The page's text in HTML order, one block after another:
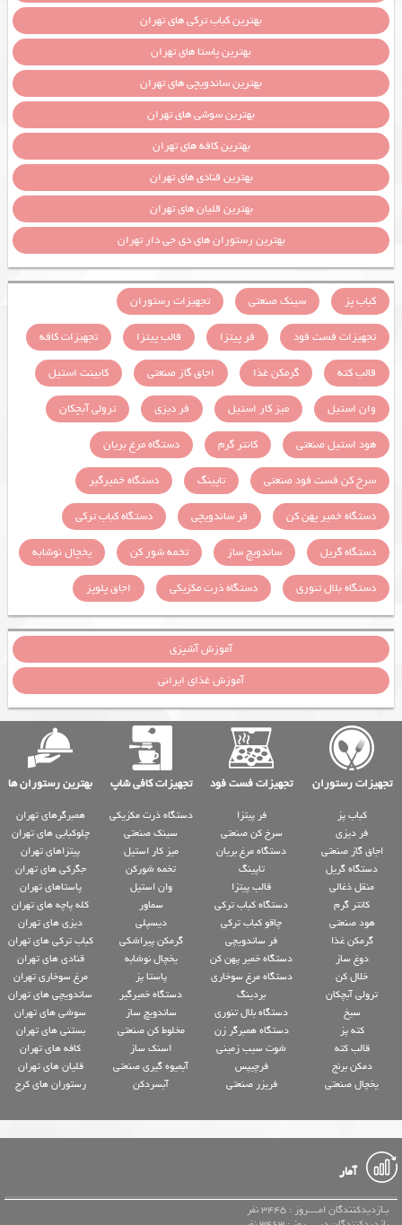
بهترین کباب ترکی های تهران
بهترین پاستا های تهران
بهترین ساندویچی های تهران
بهترین سوشی های تهران
بهترین کافه های تهران
بهترین قنادی های تهران
بهترین قلیان های تهران
بهترین رستوران های دی جی دار تهران
کباب پز سینک صنعتی
تجهیزات رستوران
تجهیزات فست فود
فر پیتزا قالب پیتزا
تجهیزات کافه
قالب کته
گرمکن غذا اجاق گاز صنعتی
کابینت استیل
وان استیل
میز کار استیل فر دیزی
ترولی آبچکان
هود استیل صنعتی
کانتر گرم
دستگاه مرغ بریان
سرخ کن فست فود صنعتی
تاپینگ
دستگاه خمیرگیر
دستگاه خمیر پهن کن
فر ساندویچی
دستگاه کباب ترکی
دستگاه گریل
ساندویچ ساز تخمه شور کن
یخچال نوشابه
دستگاه بلال تنوری
دستگاه ذرت مکزیکی اجاق پلوپز
آموزش آشپزی
آموزش غذای ایرانی
تجهیزات رستوران تجهیزات فست فود تجهیزات کافی شاپ بهترین رستوران ها
کباب پز
فر دیزی
اجاق گاز صنعتی
دستگاه گریل
منقل ذغالی
کانتر گرم
هود صنعتی
گرمکن غذا
دوغ ساز
خلال کن
ترولی آبچکان
سیخ
کته پز
قالب کته
دمکن برنج
یخچال صنعتی
فر پیتزا
سرخ کن صنعتی
دستگاه مرغ بریان
تاپینگ
قالب پیتزا
دستگاه کباب ترکی
چاقو کباب ترکی
فر ساندویچی
دستگاه خمیر پهن کن
دستگاه مرغ سوخاری
بردینگ
دستگاه بلال تنوری
دستگاه همبرگر زن
شوت سیب زمینی
فرچیپس
فریزر صنعتی
دستگاه ذرت مکزیکی
سینک صنعتی
میز کار استیل
تخمه شورکن
وان استیل
سماور
دیسپلی
گرمکن پیراشکی
یخچال نوشابه
پاستا پز
دستگاه خمیرگیر
ساندویچ ساز
مخلوط کن صنعتی
اسنک ساز
آبمیوه گیری صنعتی
آبسردکن
همبرگرهای تهران
چلوکبابی های تهران
پیتزاهای تهران
جگرکی های تهران
پاستاهای تهران
کله پاچه های تهران
دیزی های تهران
کباب ترکی های تهران
قنادی های تهران
مرغ سوخاری تهران
ساندویچی های تهران
سوشی های تهران
بستنی های تهران
کافه های تهران
قلیان های تهران
رستوران های کرج
آمار
بـازدیدکنندگان امــــروز : 3445 نفر